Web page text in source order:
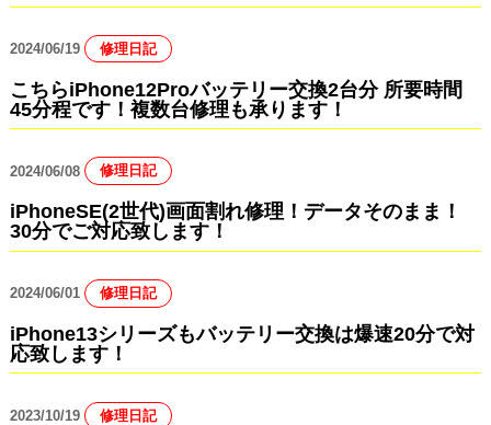
2024/06/19 修理日記
こちらiPhone12Proバッテリー交換2台分 所要時間
45分程です！複数台修理も承ります！
2024/06/08 修理日記
iPhoneSE(2世代)画面割れ修理！データそのまま！
30分でご対応致します！
2024/06/01 修理日記
iPhone13シリーズもバッテリー交換は爆速20分で対
応致します！
2023/10/19 修理日記